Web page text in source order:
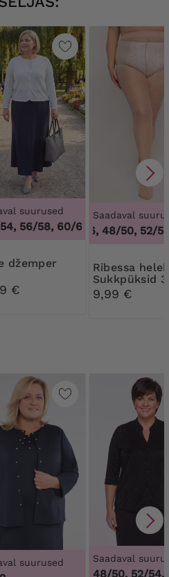
suurused
56/58, 60/62 48/50, 52/54,
džemper
€
Saadaval
44/46, 48/50, 52/
Ribessa helebeežid
Sukkpüksid
DEN
9,99 €
56, 58, 60, 62
suurused Saadaval
48/50, 52/54,